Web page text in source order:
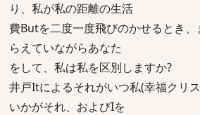
り、私が私の距離の生活
費Butを二度一度飛びのかせるとき
らえていながらあなた
をして、私は私を区別しますか?
井戸Itによるそれがいつ私(幸福クリ
いかがそれ、およびIを